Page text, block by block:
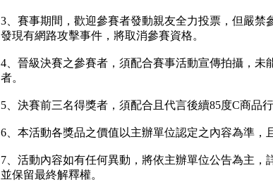
3、賽事期間，歡迎參賽者發動親友全力投票，但嚴
發現有網路攻擊事件，將取消參賽資格。
4、晉級決賽之參賽者，須配合賽事活動宣傳拍攝，
者。
5、決賽前三名得獎者，須配合且代言後續85度C商品
6、本活動各獎品之價值以主辦單位認定之內容為準，
7、活動內容如有任何異動，將依主辦單位公告為主，
並保留最終解釋權。